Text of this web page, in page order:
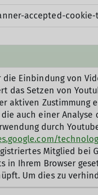
accepted-cookie-
Einbindung von
das Setzen von
aktiven Zustimmung
auch einer
durch
Mitglied bei
in Ihrem Browser
Um dies zu